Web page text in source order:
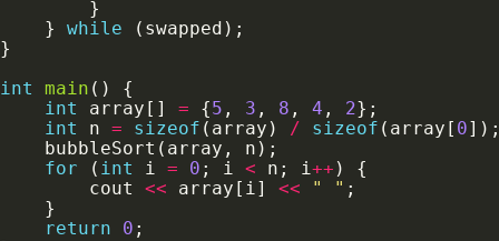
    }
while
int
main
int
array[] = {5 , 3 , 8 , 4 , 2
int
n = sizeof (array) / sizeof (array[ 0
for ( int i = 0 ; i < n; i++
        cout
<< array[i] << " "
return
0